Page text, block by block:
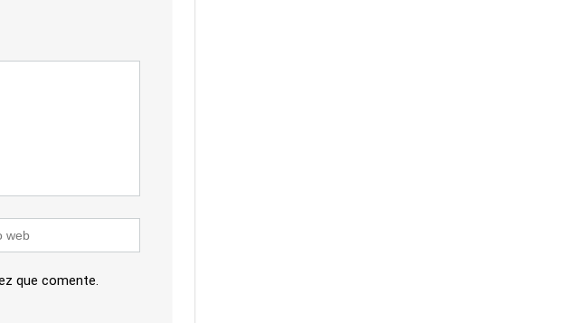
que comente.